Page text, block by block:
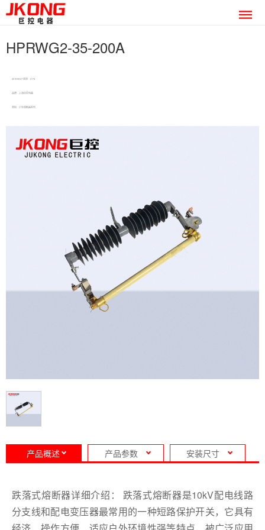
HPRWG2-35-200A
2019-08-07 阅读：2174
品牌：上海巨控电器
类别：户外熔断器系列
产品概述 产品参数 安装尺寸
跌落式熔断器详细介绍： 跌落式熔断器是10kV配电线路
分支线和配电变压器最常用的一种短路保护开关，它具有